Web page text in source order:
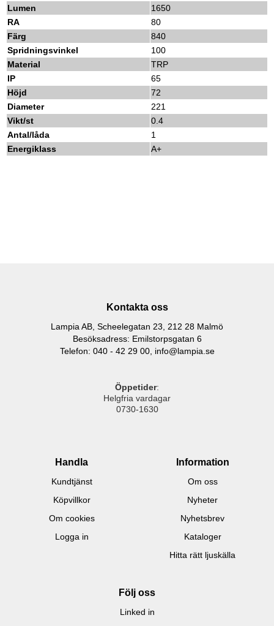
Lumen
1650
RA
80
Färg
840
Spridningsvinkel
100
Material
TRP
IP
65
Höjd
72
Diameter
221
Vikt/st
0.4
Antal/låda
1
Energiklass
A+
Kontakta oss
Lampia AB, Scheelegatan 23, 212 28 Malmö
Besöksadress: Emilstorpsgatan 6
Telefon: 040 - 42 29 00, info@lampia.se
Öppetider:
Helgfria vardagar
0730-1630
Handla
Kundtjänst
Köpvillkor
Om cookies
Logga in
Information
Om oss
Nyheter
Nyhetsbrev
Kataloger
Hitta rätt ljuskälla
Följ oss
Linked in